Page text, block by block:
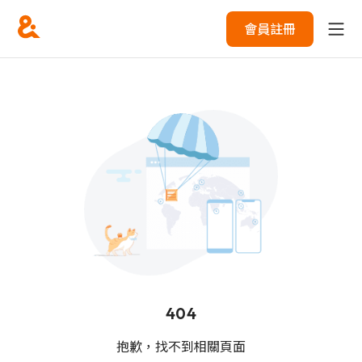
會員註冊
404
抱歉，找不到相關頁面